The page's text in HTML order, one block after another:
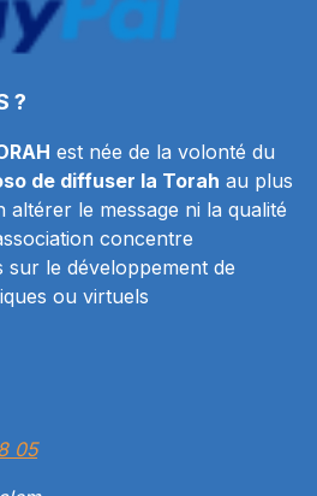
?
est née de la volonté du
de diffuser la Torah au plus
le message ni la qualité
concentre
le développement de
ou virtuels
05